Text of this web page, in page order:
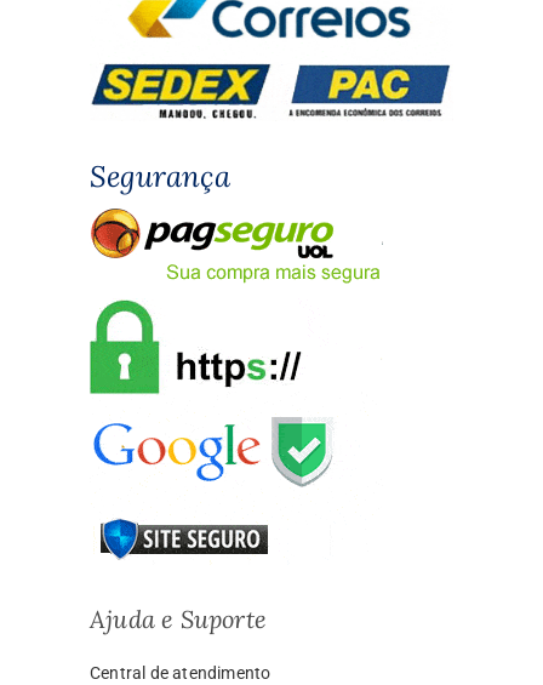
Segurança
Ajuda e Suporte
Central de atendimento